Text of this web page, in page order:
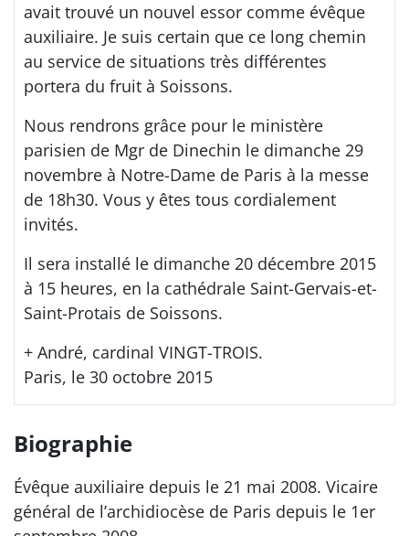
avait trouvé un nouvel essor comme évêque
auxiliaire. Je suis certain que ce long chemin
au service de situations très différentes
portera du fruit à Soissons.
Nous rendrons grâce pour le ministère
parisien de Mgr de Dinechin le dimanche 29
novembre à Notre-Dame de Paris à la messe
de 18h30. Vous y êtes tous cordialement
invités.
Il sera installé le dimanche 20 décembre 2015
à 15 heures, en la cathédrale Saint-Gervais-et-
Saint-Protais de Soissons.
+ André, cardinal VINGT-TROIS.
Paris, le 30 octobre 2015
Biographie
Évêque auxiliaire depuis le 21 mai 2008. Vicaire
général de l’archidiocèse de Paris depuis le 1er